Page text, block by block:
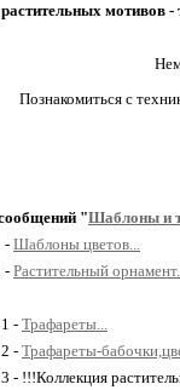
мотивов
Познакомиться с
"Шаблоны и
-Шаблоны цветов...
-Растительный
- Трафареты...
- Трафареты-
- !!!Коллекция